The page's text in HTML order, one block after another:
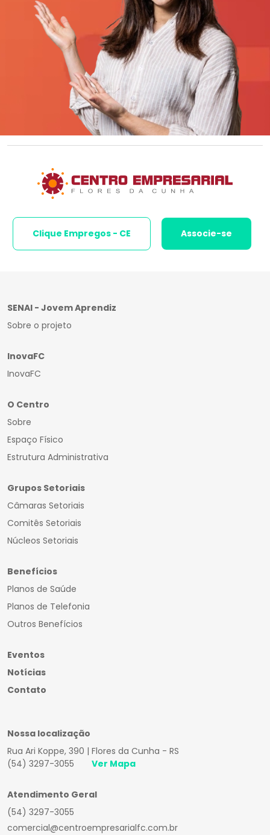
Clique Empregos - CE Associe-se
SENAI - Jovem Aprendiz
Sobre o projeto
InovaFC
InovaFC
O Centro
Sobre
Espaço Físico
Estrutura Administrativa
Grupos Setoriais
Câmaras Setoriais
Comitês Setoriais
Núcleos Setoriais
Benefícios
Planos de Saúde
Planos de Telefonia
Outros Benefícios
Eventos
Notícias
Contato
Nossa localização
Rua Ari Koppe, 390 | Flores da Cunha - RS
(54) 3297-3055
Ver Mapa
Atendimento Geral
(54) 3297-3055
comercial@centroempresarialfc.com.br